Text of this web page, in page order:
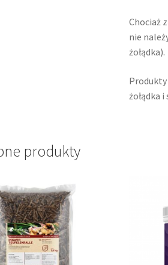
Chociaż
nie
żołądka).
Produkty
żołądka
produkty